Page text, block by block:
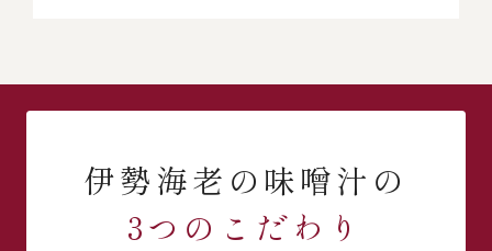
伊勢海老の味噌汁の
3つのこだわり